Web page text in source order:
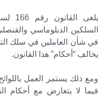
في شأن العاملين في سلك
يخالف “أحكام” هذا القانون.
ومع ذلك يستمر العمل باللوائح
فيما لا يتعارض مع أحكام